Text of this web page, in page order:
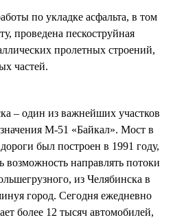
по укладке асфальта, в том
проведена пескоструйная
пролетных строений,
частей.
– один из важнейших участков
М-51 «Байкал». Мост в
был построен в 1991 году,
возможность направлять потоки
из Челябинска в
город. Сегодня ежедневно
более 12 тысяч автомобилей,